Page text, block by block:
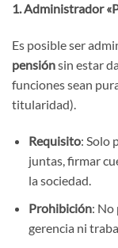
1. Administrador
Es posible ser
pensiónsin estar
funciones sean
titularidad).
Requisito: Solo
juntas, firmar
la sociedad.
Prohibición: No
gerencia ni